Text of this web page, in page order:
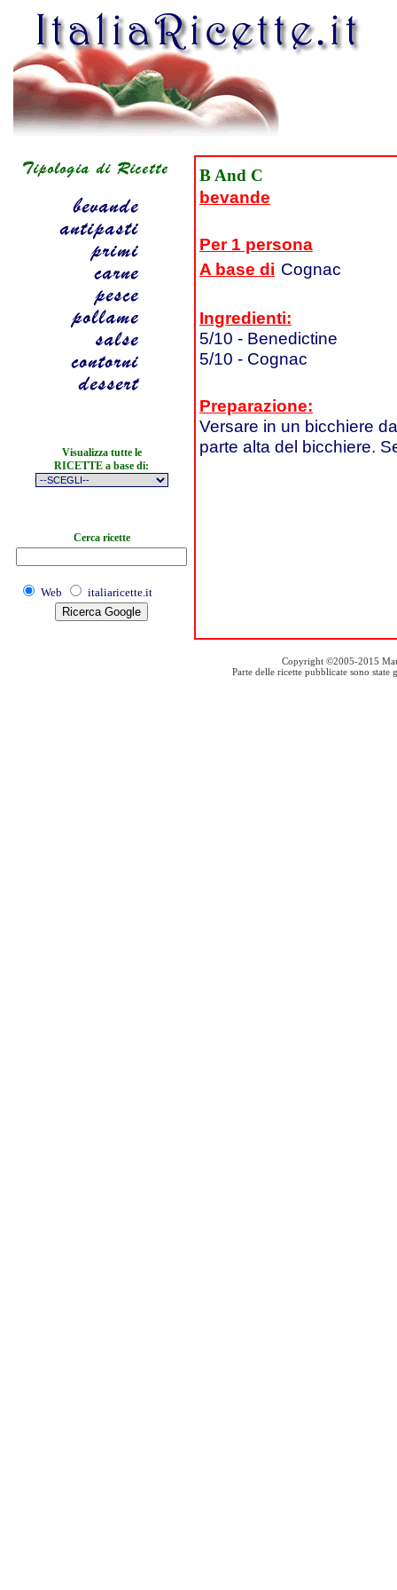
Visualizza tutte le
RICETTE a base di:
Cerca ricette
Web italiaricette.it
B And C
bevande
Per 1 persona
A base di Cognac
Ingredienti:
5/10 - Benedictine
5/10 - Cognac
Preparazione:
Versare in un bicchiere
parte alta del bicchiere.
Copyright ©2005-2015
Parte delle ricette pubblicate sono state